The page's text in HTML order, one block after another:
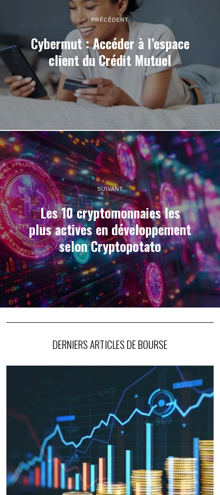
PRÉCÉDENT
Cybermut : Accéder à l’espace
client du Crédit Mutuel
SUIVANT
Les 10 cryptomonnaies les
plus actives en développement
selon Cryptopotato
DERNIERS ARTICLES DE BOURSE